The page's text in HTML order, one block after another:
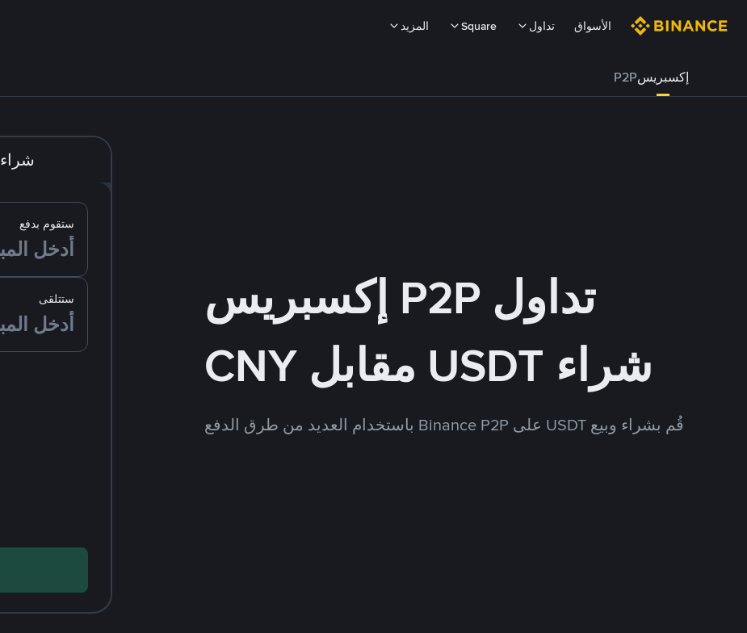
الأسواق تداول Square المزيد
إكسبريسP2P
تداول P2P إكسبريس
شراء USDT مقابل CNY
قُم بشراء وبيع USDT على Binance P2P باستخدام العديد من طرق الدفع
شراء
ستقوم بدفع
ستتلقى